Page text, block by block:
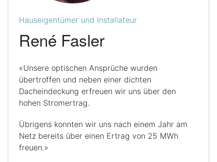
Hauseigentümer und Installateur
René Fasler
«Unsere optischen Ansprüche wurden
übertroffen und neben einer dichten
Dacheindeckung erfreuen wir uns über den
hohen Stromertrag.
Übrigens konnten wir uns nach einem Jahr am
Netz bereits über einen Ertrag von 25 MWh
freuen.»